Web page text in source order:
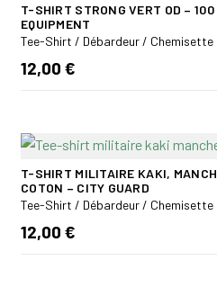
T-SHIRT STRONG VERT OD – 100
EQUIPMENT
Tee-Shirt / Débardeur / Chemisette
12,00 €
T-SHIRT MILITAIRE KAKI,
COTON – CITY GUARD
Tee-Shirt / Débardeur / Chemisette
12,00 €